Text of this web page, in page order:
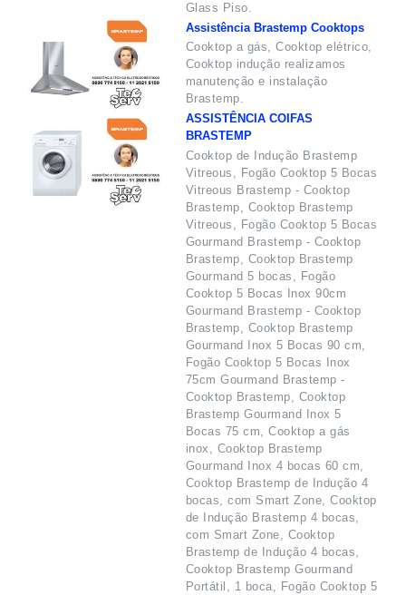
Glass Piso.
Assistência Brastemp Cooktops
Cooktop a gás, Cooktop elétrico,
Cooktop indução realizamos
manutenção e instalação
Brastemp.
ASSISTÊNCIA COIFAS
BRASTEMP
Cooktop de Indução Brastemp
Vitreous, Fogão Cooktop 5 Bocas
Vitreous Brastemp - Cooktop
Brastemp, Cooktop Brastemp
Vitreous, Fogão Cooktop 5 Bocas
Gourmand Brastemp - Cooktop
Brastemp, Cooktop Brastemp
Gourmand 5 bocas, Fogão
Cooktop 5 Bocas Inox 90cm
Gourmand Brastemp - Cooktop
Brastemp, Cooktop Brastemp
Gourmand Inox 5 Bocas 90 cm,
Fogão Cooktop 5 Bocas Inox
75cm Gourmand Brastemp -
Cooktop Brastemp, Cooktop
Brastemp Gourmand Inox 5
Bocas 75 cm, Cooktop a gás
inox, Cooktop Brastemp
Gourmand Inox 4 bocas 60 cm,
Cooktop Brastemp de Indução 4
bocas, com Smart Zone, Cooktop
de Indução Brastemp 4 bocas,
com Smart Zone, Cooktop
Brastemp de Indução 4 bocas,
Cooktop Brastemp Gourmand
Portátil, 1 boca, Fogão Cooktop 5